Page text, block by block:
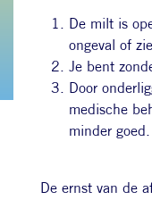
De milt is
ongeval of
Je bent
Door
medische
minder goed.
De ernst van de